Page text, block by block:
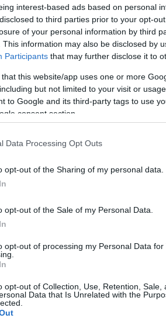
interest-based ads based on personal
to third parties prior to your opt-
of your personal information by third
This information may also be disclosed by
Participants that may further disclose it to
that this website/app uses one or more
but not limited to your visit or
to Google and its third-party tags to use
consent section.
Data Processing Opt Outs
opt-out of the Sharing of my personal data.
opt-out of the Sale of my Personal Data.
opt-out of processing my Personal Data for
opt-out of Collection, Use, Retention, Sale,
Data that Is Unrelated with the
és Miley megegyeztek abban,
és emberként úgy érezték,
és a karrierjükre fókuszálnak".
a szakítás után
a szakítás után